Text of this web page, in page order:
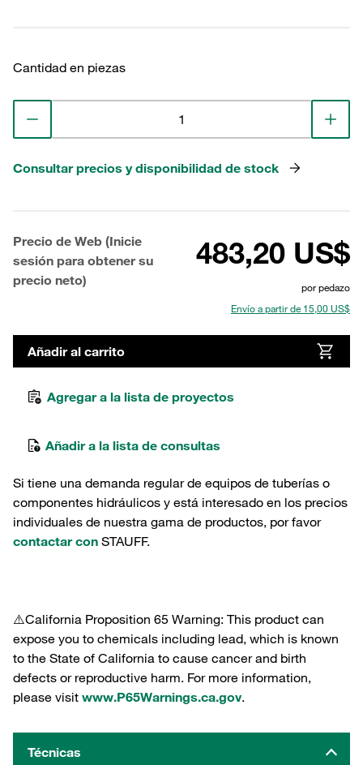
Cantidad en piezas
Consultar precios y disponibilidad de stock
Precio de Web (Inicie
sesión para obtener su
precio neto)
483,20 US$
por pedazo
Envío a partir de 15,00 US$
Añadir al carrito
Agregar a la lista de proyectos
Añadir a la lista de consultas
Si tiene una demanda regular de equipos de tuberías o
componentes hidráulicos y está interesado en los precios
individuales de nuestra gama de productos, por favor
contactar con STAUFF.
⚠️California Proposition 65 Warning: This product can
expose you to chemicals including lead, which is known
to the State of California to cause cancer and birth
defects or reproductive harm. For more information,
please visit www.P65Warnings.ca.gov.
Técnicas